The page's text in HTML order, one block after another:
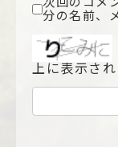
分の名前、
上に表示さ